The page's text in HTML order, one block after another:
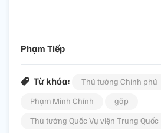
Phạm Tiếp
Từ khóa:
Thủ tướng Chính phủ
Phạm Minh Chính
gặp
Thủ tướng Quốc Vụ viện Trung Quốc